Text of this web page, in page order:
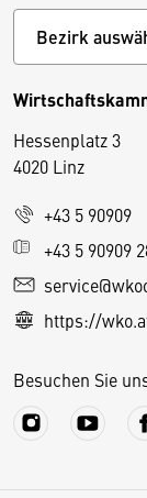
Hessenplatz 3
4020 Linz
+43 5 90909
+43 5 90909
https://
Besuchen Sie
D
e
s
S
e